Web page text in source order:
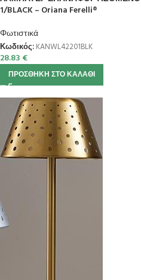
1/BLACK – Oriana Ferelli®
Φωτιστικά
Κωδικός: KANWL42201BLK
28.83 €
ΠΡΟΣΘΉΚΗ ΣΤΟ ΚΑΛΆΘΙ